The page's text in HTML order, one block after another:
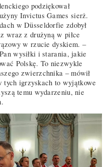
podziękował
Invictus Games sierż.
w Düsseldorfie zdobył
wraz z drużyną w piłce
w rzucie dyskiem. –
wysiłki i starania, jakie
Polskę. To niezwykle
zwierzchnika – mówił
tych igrzyskach to wyjątkowe
temu wydarzeniu, nie